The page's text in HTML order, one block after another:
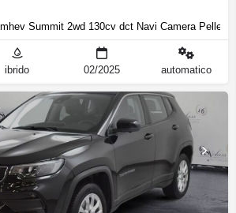
Summit 2wd 130cv dct Navi Camera Pelle
ibrido 02/2025 automatico